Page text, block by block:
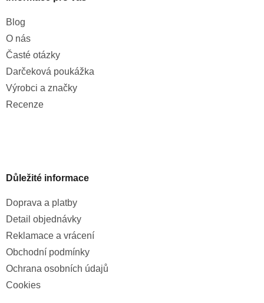
Blog
O nás
Časté otázky
Darčeková poukážka
Výrobci a značky
Recenze
Důležité informace
Doprava a platby
Detail objednávky
Reklamace a vrácení
Obchodní podmínky
Ochrana osobních údajů
Cookies